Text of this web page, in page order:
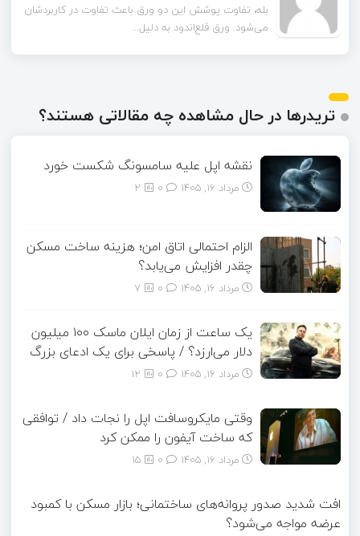
تا قبل از خوندن این مقاله فکر می‌کردم ورق قلع‌اندود
همون ورق گالوانیزه است. تفاو...
تریدرها در حال مشاهده چه مقالاتی هستند؟
نقشه اپل علیه سامسونگ شکست خورد
مرداد ۱۶, ۱۴۰۵ 2
الزام احتمالی اتاق امن؛ هزینه ساخت مسکن
چقدر افزایش می‌یابد؟
مرداد ۱۶, ۱۴۰۵ 7
یک ساعت از زمان ایلان ماسک ۱۰۰ میلیون
دلار می‌ارزد؟ / پاسخی برای یک ادعای بزرگ
مرداد ۱۶, ۱۴۰۵ 12
وقتی مایکروسافت اپل را نجات داد / توافقی
که ساخت آیفون را ممکن کرد
مرداد ۱۶, ۱۴۰۵ 15
افت شدید صدور پروانه‌های ساختمانی؛ بازار مسکن با کمبود
عرضه مواجه می‌شود؟